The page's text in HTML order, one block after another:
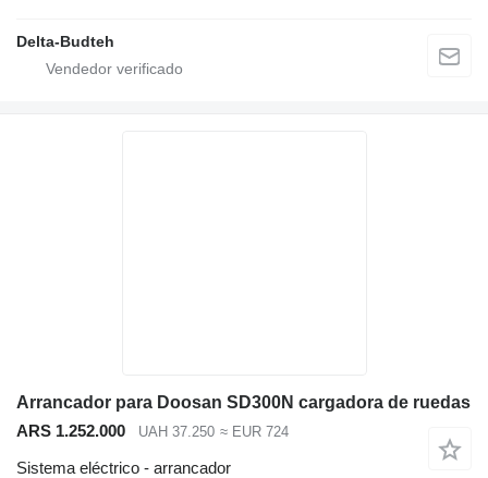
Delta-Budteh
Arrancador para Doosan SD300N cargadora de ruedas
ARS 1.252.000
UAH 37.250 ≈ EUR 724
Sistema eléctrico - arrancador